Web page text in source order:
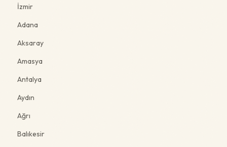
İzmir
Adana
Aksaray
Amasya
Antalya
Aydın
Ağrı
Balıkesir